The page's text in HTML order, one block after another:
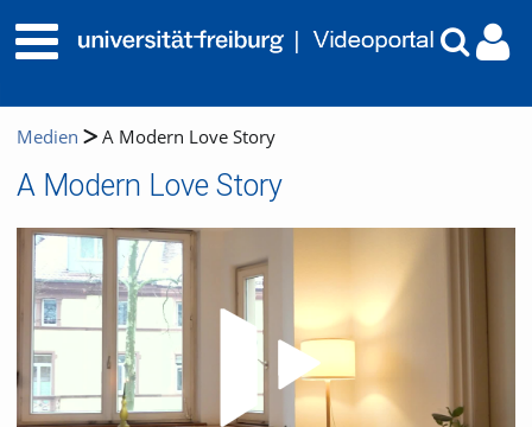
Medien A Modern Love Story
A Modern Love Story